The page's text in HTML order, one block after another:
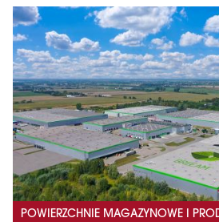
POWIERZCHNIE MAGAZYNOWE I